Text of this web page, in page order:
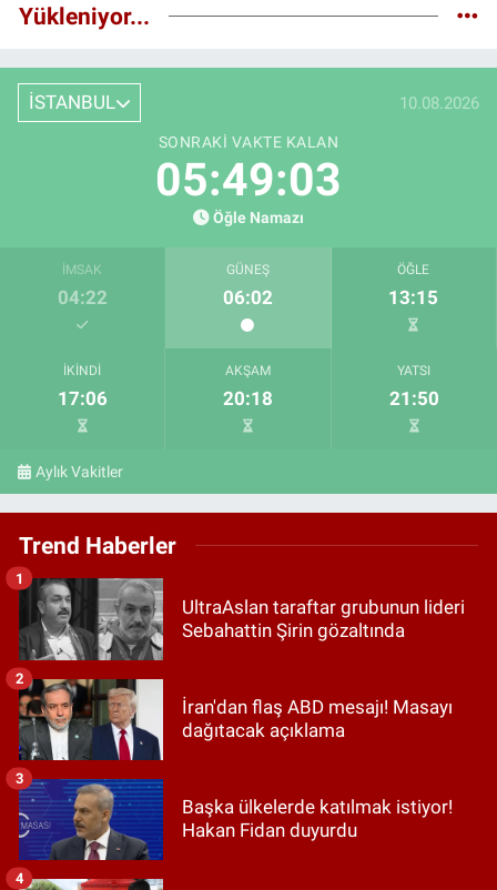
Yükleniyor...
İSTANBUL 10.08.2026
SONRAKI VAKTE KALAN
05:49:02
Öğle Namazı
İMSAK
04:22
GÜNEŞ
06:02
ÖĞLE
13:15
İKINDI
17:06
AKŞAM
20:18
YATSI
21:50
Aylık Vakitler
Trend Haberler
UltraAslan taraftar grubunun lideri
Sebahattin Şirin gözaltında
1
İran'dan flaş ABD mesajı! Masayı
dağıtacak açıklama
2
Başka ülkelerde katılmak istiyor!
Hakan Fidan duyurdu
3
4